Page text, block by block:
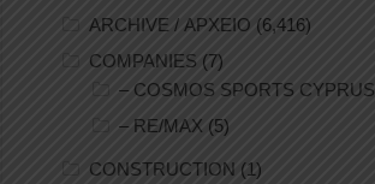
ARCHIVE / ΑΡΧΕΙΟ (6,416)
COMPANIES (7)
– COSMOS SPORTS CYPRUS
– RE/MAX (5)
CONSTRUCTION (1)